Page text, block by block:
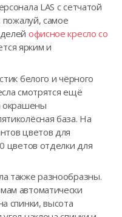
LAS с сетчатой
пожалуй, самое
офисное кресло со
ярким и
белого и чёрного
смотрятся ещё
окрашены
база. На
цветов для
цветов отделки для
также разнообразны.
автоматически
спинки, высота